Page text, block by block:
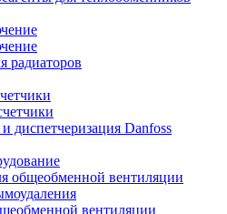
радиаторов
диспетчеризация Danfoss
общеобменной вентиляции
вентиляции